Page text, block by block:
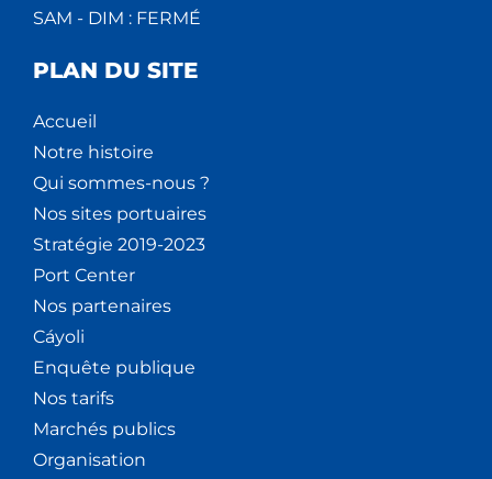
SAM - DIM : FERMÉ
PLAN DU SITE
Accueil
Notre histoire
Qui sommes-nous ?
Nos sites portuaires
Stratégie 2019-2023
Port Center
Nos partenaires
Cáyoli
Enquête publique
Nos tarifs
Marchés publics
Organisation